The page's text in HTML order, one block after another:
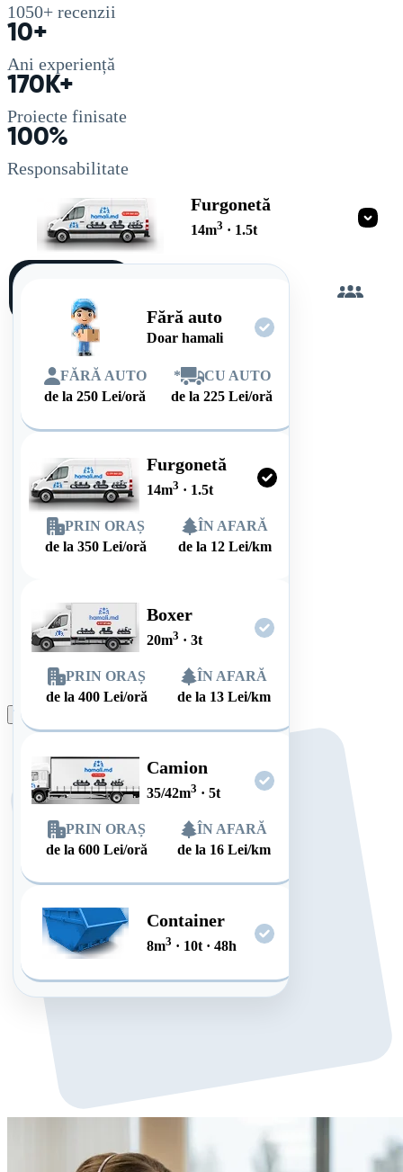
1050+ recenzii
10+
Ani experiență
170K+
Proiecte finisate
100%
Responsabilitate
Furgonetă
14m3 · 1.5t
Fără auto
Doar hamali
FĂRĂ AUTO
de la250 Lei/oră
*
CU AUTO
de la225 Lei/oră
Furgonetă
14m3 · 1.5t
PRIN ORAȘ
de la 350 Lei/oră
ÎN AFARĂ
de la 12 Lei/km
Boxer
20m3 · 3t
PRIN ORAȘ
de la400 Lei/oră
ÎN AFARĂ
de la 13 Lei/km
Camion
35/42m3 · 5t
PRIN ORAȘ
de la600 Lei/oră
ÎN AFARĂ
de la 16 Lei/km
Container
8m3 · 10t · 48h
singur
Plasează comanda